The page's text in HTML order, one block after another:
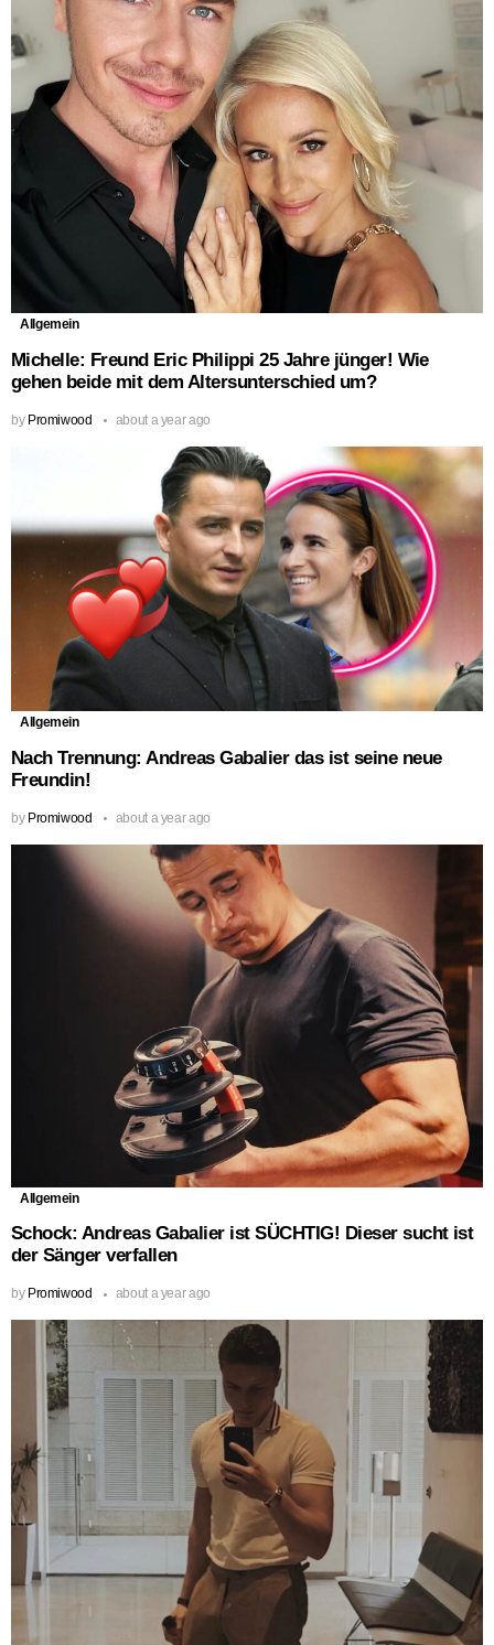
Allgemein
Michelle: Freund Eric Philippi 25 Jahre jünger! Wie
gehen beide mit dem Altersunterschied um?
by Promiwood about a year ago
Allgemein
Nach Trennung: Andreas Gabalier das ist seine neue
Freundin!
by Promiwood about a year ago
Allgemein
Schock: Andreas Gabalier ist SÜCHTIG! Dieser sucht ist
der Sänger verfallen
by Promiwood about a year ago